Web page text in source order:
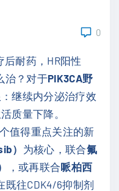
0
后耐药，HR阳性
治？对于PIK3CA野
继续内分泌治疗效
质量下降。
值得重点关注的新
） 为核心，联合氟
，或再联合哌柏西
既往CDK4/6抑制剂